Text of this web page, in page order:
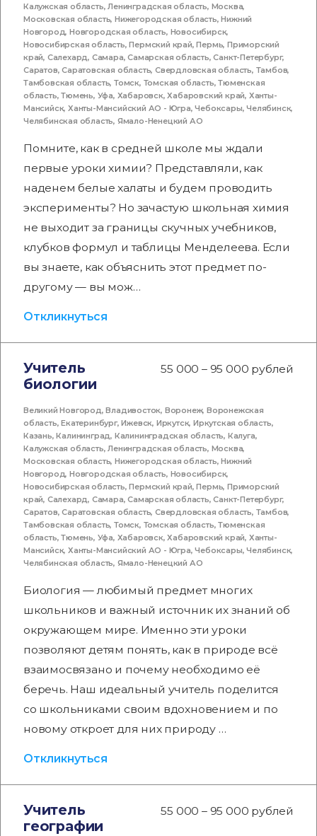
Калужская область,Ленинградская область, Москва,
Московская область,Нижегородская область,Нижний
Новгород,Новгородская область, Новосибирск,
Новосибирская область,Пермский край,Пермь,Приморский
край, Салехард, Самара,Самарская область,Санкт-Петербург,
Саратов,Саратовская область,Свердловская область, Тамбов,
Тамбовская область,Томск, Томская область,Тюменская
область,Тюмень, Уфа, Хабаровск,Хабаровский край, Ханты-
Мансийск,Ханты-Мансийский АО - Югра,Чебоксары,Челябинск,
Челябинская область, Ямало-Ненецкий АО
Помните, как в средней школе мы ждали
первые уроки химии? Представляли, как
наденем белые халаты и будем проводить
эксперименты? Но зачастую школьная химия
не выходит за границы скучных учебников,
клубков формул и таблицы Менделеева. Если
вы знаете, как объяснить этот предмет по-
другому — вы мож…
Откликнуться
Учитель
биологии
55 000 – 95 000 рублей
Великий Новгород,Владивосток, Воронеж,Воронежская
область,Екатеринбург,Ижевск, Иркутск,Иркутская область,
Казань,Калининград, Калининградская область, Калуга,
Калужская область,Ленинградская область, Москва,
Московская область,Нижегородская область,Нижний
Новгород,Новгородская область, Новосибирск,
Новосибирская область,Пермский край,Пермь,Приморский
край, Салехард, Самара,Самарская область,Санкт-Петербург,
Саратов,Саратовская область,Свердловская область, Тамбов,
Тамбовская область,Томск, Томская область,Тюменская
область,Тюмень, Уфа, Хабаровск,Хабаровский край, Ханты-
Мансийск,Ханты-Мансийский АО - Югра,Чебоксары,Челябинск,
Челябинская область, Ямало-Ненецкий АО
Биология — любимый предмет многих
школьников и важный источник их знаний об
окружающем мире. Именно эти уроки
позволяют детям понять, как в природе всё
взаимосвязано и почему необходимо её
беречь. Наш идеальный учитель поделится
со школьниками своим вдохновением и по
новому откроет для них природу …
Откликнуться
Учитель
географии
55 000 – 95 000 рублей